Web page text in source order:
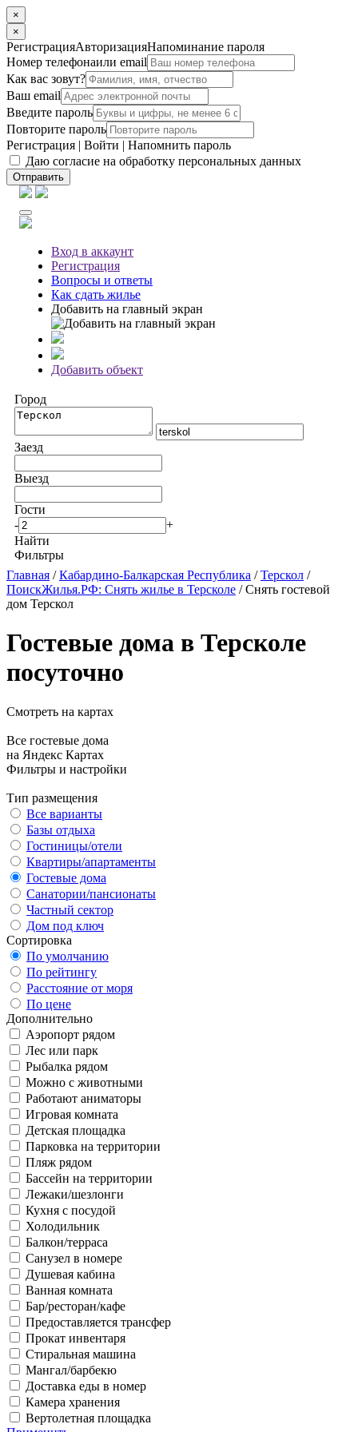
×
×
РегистрацияАвторизацияНапоминание пароля
Номер телефонаили email
Как вас зовут?
Ваш email
Введите пароль
Повторите пароль
Регистрация | Войти | Напомнить пароль
Даю согласие на обработку персональных данных
Отправить
Вход в аккаунт
Регистрация
Вопросы и ответы
Как сдать жилье
Добавить на главный экран
Добавить объект
Город
Заезд
Выезд
Гости
-
+
Найти
Фильтры
Главная /Кабардино-Балкарская Республика /Терскол /
ПоискЖилья.РФ: Снять жилье в Терсколе / Снять гостевой
дом Терскол
Гостевые дома в Терсколе
посуточно
Смотреть на картах
Все гостевые дома
на Яндекс Картах
Фильтры и настройки
Тип размещения
Все варианты
Базы отдыха
Гостиницы/отели
Квартиры/апартаменты
Гостевые дома
Санатории/пансионаты
Частный сектор
Дом под ключ
Сортировка
По умолчанию
По рейтингу
Расстояние от моря
По цене
Дополнительно
Аэропорт рядом
Лес или парк
Рыбалка рядом
Можно с животными
Работают аниматоры
Игровая комната
Детская площадка
Парковка на территории
Пляж рядом
Бассейн на территории
Лежаки/шезлонги
Кухня с посудой
Холодильник
Балкон/терраса
Санузел в номере
Душевая кабина
Ванная комната
Бар/ресторан/кафе
Предоставляется трансфер
Прокат инвентаря
Стиральная машина
Мангал/барбекю
Доставка еды в номер
Камера хранения
Вертолетная площадка